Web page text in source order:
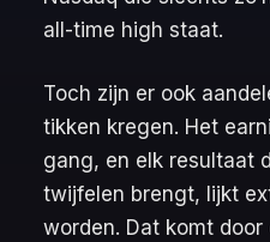
all-time high staat.
Toch zijn er ook
tikken kregen. Het
gang, en elk resultaat
twijfelen brengt, lijkt
worden. Dat komt door